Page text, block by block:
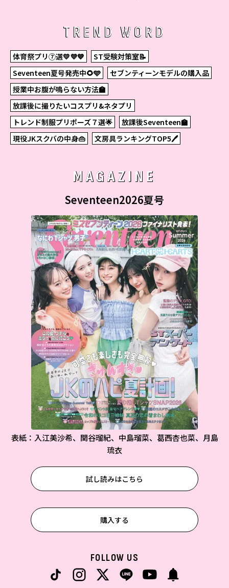
TREND WORD
体育祭プリ⑦選💛💜💙
ST受験対策室📝
Seventeen夏号発売中🌻🩵
セブンティーンモデルの購入品
授業中お腹が鳴らない方法🏫
放課後に撮りたいコスプリ&ネタプリ
トレンド制服プリポーズ７選🌟
放課後Seventeen🏫
現役JKスクバの中身👜
文房具ランキングTOP5🖊
MAGAZINE
Seventeen2026夏号
表紙：入江美沙希、関谷瑠紀、中島瑠菜、葛西杏也菜、月島
琉衣
試し読みはこちら
購入する
FOLLOW US